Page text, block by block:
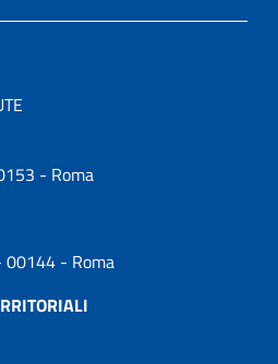
- Roma
00144 - Roma